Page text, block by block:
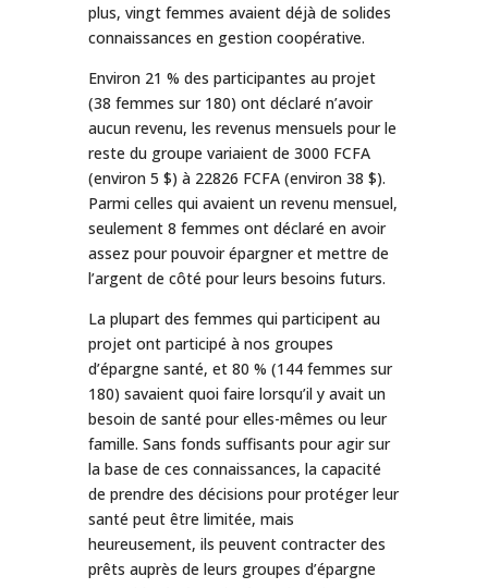
plus, vingt femmes avaient déjà de solides
connaissances en gestion coopérative.
Environ 21 % des participantes au projet
(38 femmes sur 180) ont déclaré n’avoir
aucun revenu, les revenus mensuels pour le
reste du groupe variaient de 3000 FCFA
(environ 5 $) à 22826 FCFA (environ 38 $).
Parmi celles qui avaient un revenu mensuel,
seulement 8 femmes ont déclaré en avoir
assez pour pouvoir épargner et mettre de
l’argent de côté pour leurs besoins futurs.
La plupart des femmes qui participent au
projet ont participé à nos groupes
d’épargne santé, et 80 % (144 femmes sur
180) savaient quoi faire lorsqu’il y avait un
besoin de santé pour elles-mêmes ou leur
famille. Sans fonds suffisants pour agir sur
la base de ces connaissances, la capacité
de prendre des décisions pour protéger leur
santé peut être limitée, mais
heureusement, ils peuvent contracter des
prêts auprès de leurs groupes d’épargne